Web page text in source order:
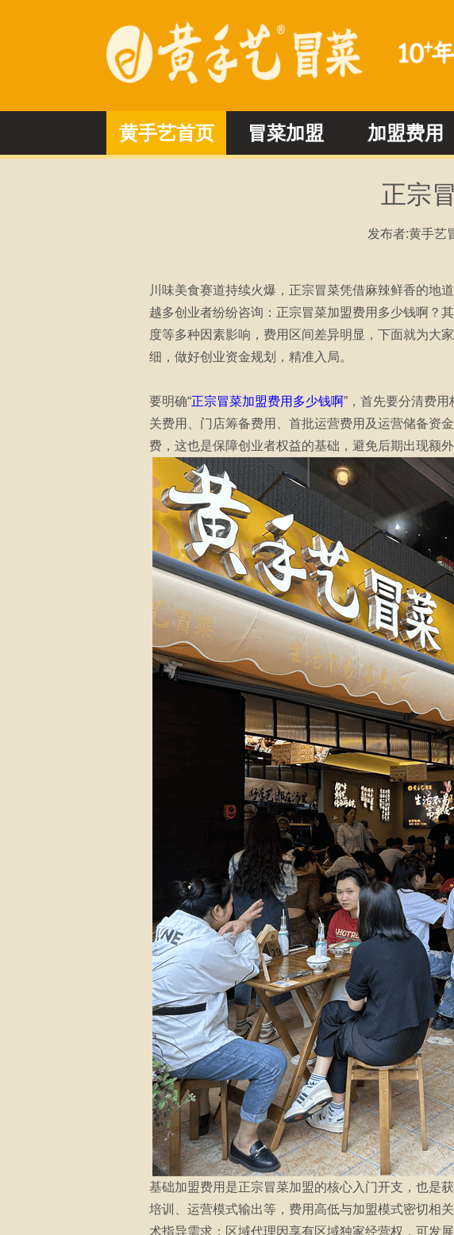
黄手艺首页 冒菜加盟 加盟费用
正宗
发布者:黄手艺
川味美食赛道持续火爆，正宗冒菜凭借麻辣鲜香的地
越多创业者纷纷咨询：正宗冒菜加盟费用多少钱啊？
度等多种因素影响，费用区间差异明显，下面就为大
细，做好创业资金规划，精准入局。
要明确“正宗冒菜加盟费用多少钱啊”，首先要分清费
关费用、门店筹备费用、首批运营费用及运营储备资
费，这也是保障创业者权益的基础，避免后期出现额外
基础加盟费用是正宗冒菜加盟的核心入门开支，也是
培训、运营模式输出等，费用高低与加盟模式密切相
术指导需求；区域代理因享有区域独家经营权，可发